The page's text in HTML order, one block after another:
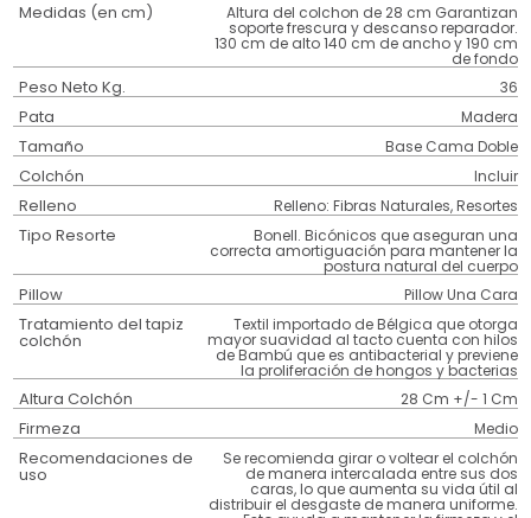
Medidas (en cm) Altura del colchon de 28 cm Garantizan
soporte frescura y descanso reparador.
130 cm de alto 140 cm de ancho y 190 cm
de fondo
Peso Neto Kg. 36
Pata Madera
Tamaño Base Cama Doble
Colchón Incluir
Relleno Relleno: Fibras Naturales, Resortes
Tipo Resorte Bonell. Bicónicos que aseguran una
correcta amortiguación para mantener la
postura natural del cuerpo
Pillow Pillow Una Cara
Tratamiento del tapiz
colchón
Textil importado de Bélgica que otorga
mayor suavidad al tacto cuenta con hilos
de Bambú que es antibacterial y previene
la proliferación de hongos y bacterias
Altura Colchón 28 Cm +/- 1 Cm
Firmeza Medio
Recomendaciones de
uso
Se recomienda girar o voltear el colchón
de manera intercalada entre sus dos
caras, lo que aumenta su vida útil al
distribuir el desgaste de manera uniforme.